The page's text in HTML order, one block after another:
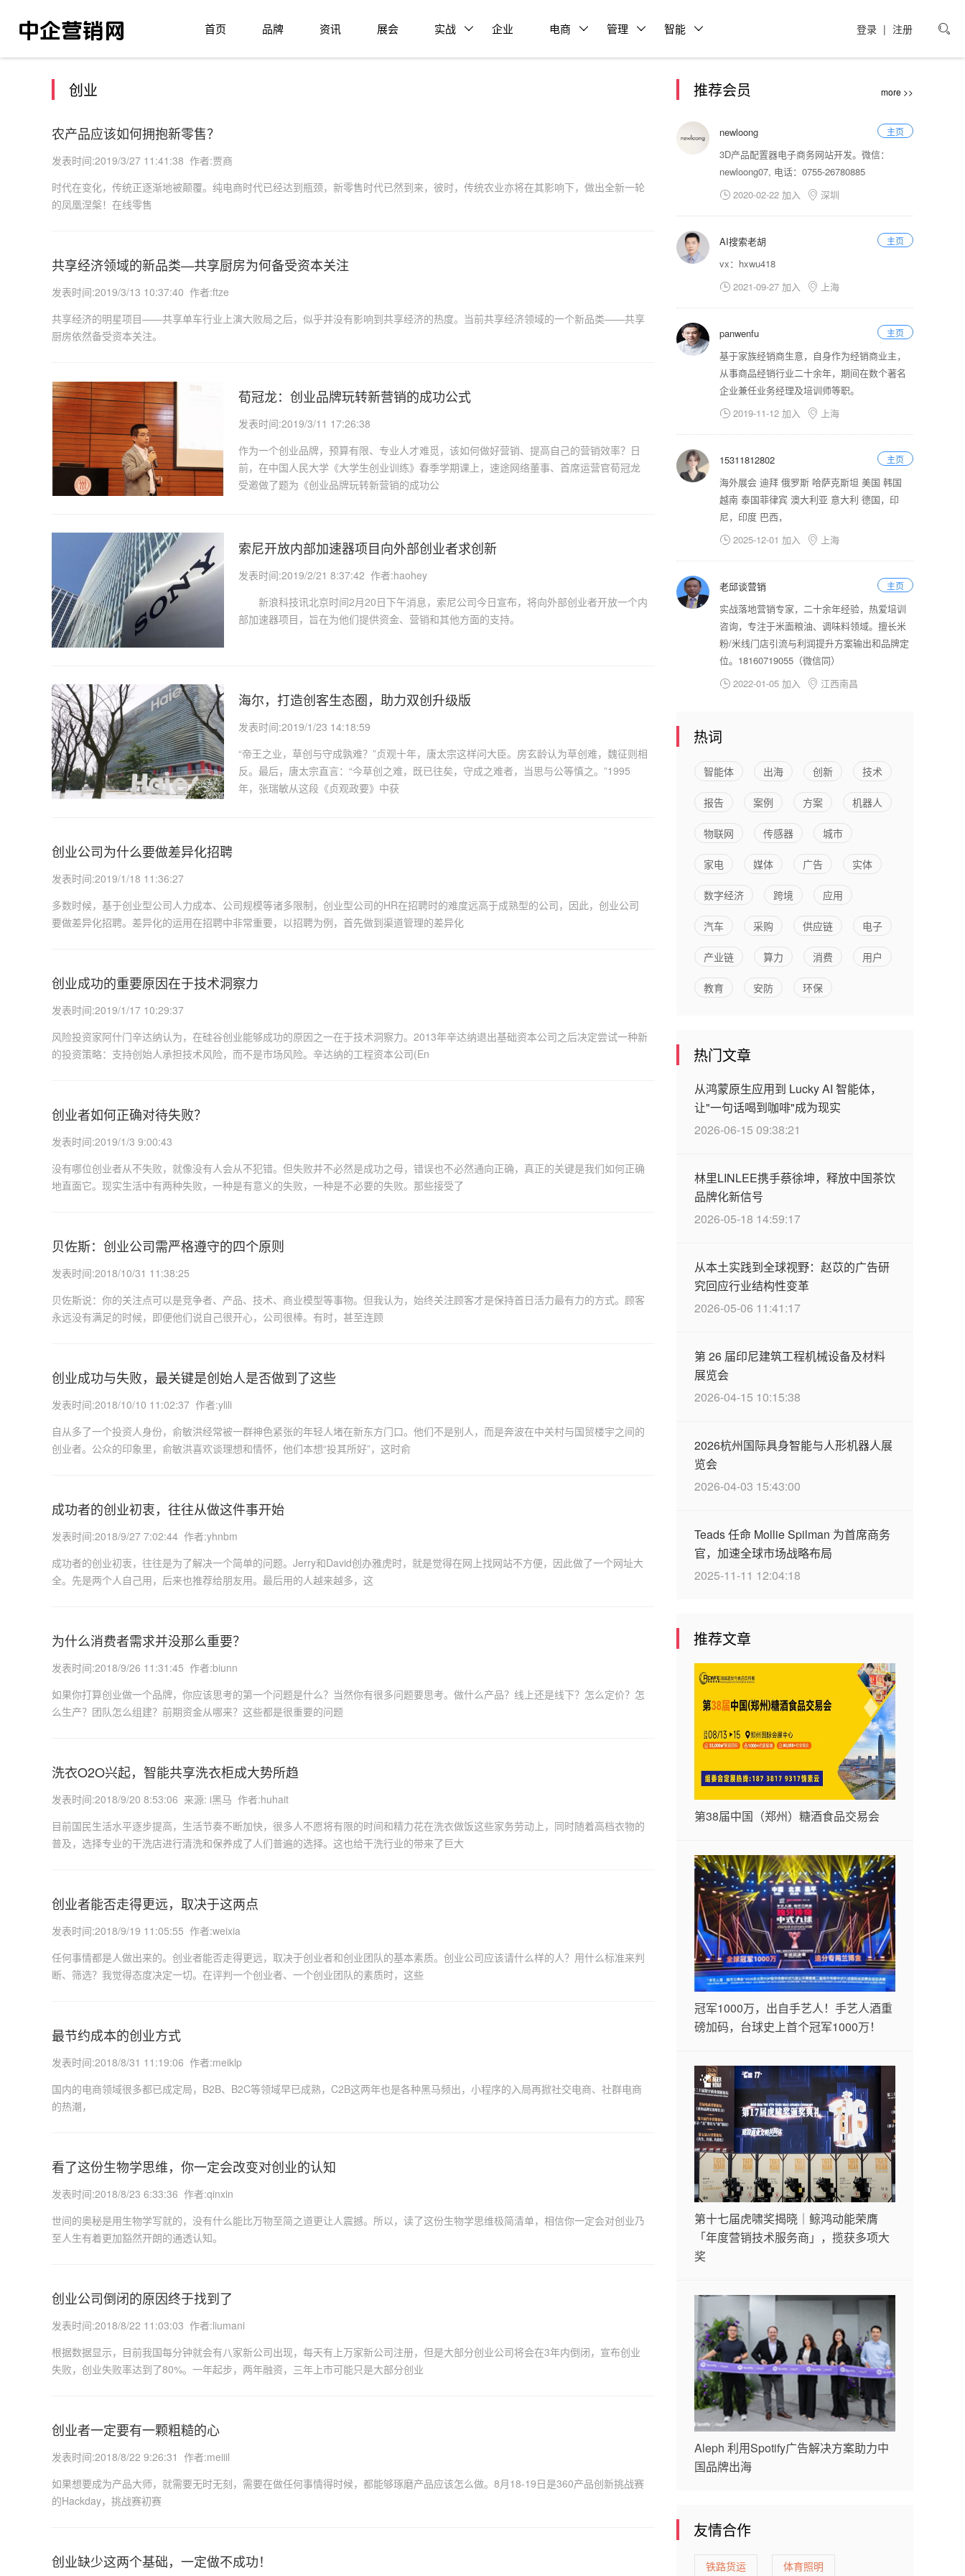

登录 | 注册
首页 品牌 资讯 展会 实战 企业 电商 管理 智能
创业
农产品应该如何拥抱新零售？
发表时间:2019/3/27 11:41:38 作者:贾商
时代在变化，传统正逐渐地被颠覆。纯电商时代已经达到瓶颈，新零售时代已然到来，彼时，传统农业亦将在其影响下，做出全新一轮
的凤凰涅槃！在线零售
共享经济领域的新品类—共享厨房为何备受资本关注
发表时间:2019/3/13 10:37:40 作者:ftze
共享经济的明星项目——共享单车行业上演大败局之后，似乎并没有影响到共享经济的热度。当前共享经济领域的一个新品类——共享
厨房依然备受资本关注。
荀冠龙：创业品牌玩转新营销的成功公式
发表时间:2019/3/11 17:26:38
作为一个创业品牌，预算有限、专业人才难觅，该如何做好营销、提高自己的营销效率？日
前，在中国人民大学《大学生创业训练》春季学期课上，速途网络董事、首席运营官荀冠龙
受邀做了题为《创业品牌玩转新营销的成功公
索尼开放内部加速器项目向外部创业者求创新
发表时间:2019/2/21 8:37:42 作者:haohey
新浪科技讯北京时间2月20日下午消息，索尼公司今日宣布，将向外部创业者开放一个内
部加速器项目，旨在为他们提供资金、营销和其他方面的支持。
海尔，打造创客生态圈，助力双创升级版
发表时间:2019/1/23 14:18:59
“帝王之业，草创与守成孰难？”贞观十年，唐太宗这样问大臣。房玄龄认为草创难，魏征则相
反。最后，唐太宗直言：“今草创之难，既已往矣，守成之难者，当思与公等慎之。”1995
年，张瑞敏从这段《贞观政要》中获
创业公司为什么要做差异化招聘
发表时间:2019/1/18 11:36:27
多数时候，基于创业型公司人力成本、公司规模等诸多限制，创业型公司的HR在招聘时的难度远高于成熟型的公司，因此，创业公司
要做差异化招聘。差异化的运用在招聘中非常重要，以招聘为例，首先做到渠道管理的差异化
创业成功的重要原因在于技术洞察力
发表时间:2019/1/17 10:29:37
风险投资家阿什门辛达纳认为，在硅谷创业能够成功的原因之一在于技术洞察力。2013年辛达纳退出基础资本公司之后决定尝试一种新
的投资策略：支持创始人承担技术风险，而不是市场风险。辛达纳的工程资本公司(En
创业者如何正确对待失败？
发表时间:2019/1/3 9:00:43
没有哪位创业者从不失败，就像没有人会从不犯错。但失败并不必然是成功之母，错误也不必然通向正确，真正的关键是我们如何正确
地直面它。现实生活中有两种失败，一种是有意义的失败，一种是不必要的失败。那些接受了
贝佐斯：创业公司需严格遵守的四个原则
发表时间:2018/10/31 11:38:25
贝佐斯说：你的关注点可以是竞争者、产品、技术、商业模型等事物。但我认为，始终关注顾客才是保持首日活力最有力的方式。顾客
永远没有满足的时候，即便他们说自己很开心，公司很棒。有时，甚至连顾
创业成功与失败，最关键是创始人是否做到了这些
发表时间:2018/10/10 11:02:37 作者:ylili
自从多了一个投资人身份，俞敏洪经常被一群神色紧张的年轻人堵在新东方门口。他们不是别人，而是奔波在中关村与国贸楼宇之间的
创业者。公众的印象里，俞敏洪喜欢谈理想和情怀，他们本想“投其所好”，这时俞
成功者的创业初衷，往往从做这件事开始
发表时间:2018/9/27 7:02:44 作者:yhnbm
成功者的创业初衷，往往是为了解决一个简单的问题。Jerry和David创办雅虎时，就是觉得在网上找网站不方便，因此做了一个网址大
全。先是两个人自己用，后来也推荐给朋友用。最后用的人越来越多，这
为什么消费者需求并没那么重要？
发表时间:2018/9/26 11:31:45 作者:biunn
如果你打算创业做一个品牌，你应该思考的第一个问题是什么？当然你有很多问题要思考。做什么产品？线上还是线下？怎么定价？怎
么生产？团队怎么组建？前期资金从哪来？这些都是很重要的问题
洗衣O2O兴起，智能共享洗衣柜成大势所趋
发表时间:2018/9/20 8:53:06 来源: i黑马 作者:huhait
目前国民生活水平逐步提高，生活节奏不断加快，很多人不愿将有限的时间和精力花在洗衣做饭这些家务劳动上，同时随着高档衣物的
普及，选择专业的干洗店进行清洗和保养成了人们普遍的选择。这也给干洗行业的带来了巨大
创业者能否走得更远，取决于这两点
发表时间:2018/9/19 11:05:55 作者:weixia
任何事情都是人做出来的。创业者能否走得更远，取决于创业者和创业团队的基本素质。创业公司应该请什么样的人？用什么标准来判
断、筛选？我觉得态度决定一切。在评判一个创业者、一个创业团队的素质时，这些
最节约成本的创业方式
发表时间:2018/8/31 11:19:06 作者:meiklp
国内的电商领域很多都已成定局，B2B、B2C等领域早已成熟，C2B这两年也是各种黑马频出，小程序的入局再掀社交电商、社群电商
的热潮，
看了这份生物学思维，你一定会改变对创业的认知
发表时间:2018/8/23 6:33:36 作者:qinxin
世间的奥秘是用生物学写就的，没有什么能比万物至简之道更让人震撼。所以，读了这份生物学思维极简清单，相信你一定会对创业乃
至人生有着更加豁然开朗的通透认知。
创业公司倒闭的原因终于找到了
发表时间:2018/8/22 11:03:03 作者:liumani
根据数据显示，目前我国每分钟就会有八家新公司出现，每天有上万家新公司注册，但是大部分创业公司将会在3年内倒闭，宣布创业
失败，创业失败率达到了80%。一年起步，两年融资，三年上市可能只是大部分创业
创业者一定要有一颗粗糙的心
发表时间:2018/8/22 9:26:31 作者:meiiil
如果想要成为产品大师，就需要无时无刻，需要在做任何事情得时候，都能够琢磨产品应该怎么做。8月18-19日是360产品创新挑战赛
的Hackday，挑战赛初赛
创业缺少这两个基础，一定做不成功！
推荐会员 more >>
主页
newloong
3D产品配置器电子商务网站开发。微信：
newloong07, 电话：0755-26780885
 2020-02-22 加入  深圳
主页
AI搜索老胡
vx：hxwu418
 2021-09-27 加入  上海
主页
panwenfu
基于家族经销商生意，自身作为经销商业主，
从事商品经销行业二十余年，期间在数个著名
企业兼任业务经理及培训师等职。
 2019-11-12 加入  上海
主页
15311812802
海外展会 迪拜 俄罗斯 哈萨克斯坦 美国 韩国
越南 泰国菲律宾 澳大利亚 意大利 德国，印
尼，印度 巴西，
 2025-12-01 加入  上海
主页
老邱谈营销
实战落地营销专家，二十余年经验，热爱培训
咨询，专注于米面粮油、调味料领域。擅长米
粉/米线门店引流与利润提升方案输出和品牌定
位。18160719055（微信同）
 2022-01-05 加入  江西南昌
热词
智能体 出海 创新 技术
报告 案例 方案 机器人
物联网 传感器 城市
家电 媒体 广告 实体
数字经济 跨境 应用
汽车 采购 供应链 电子
产业链 算力 消费 用户
教育 安防 环保
热门文章
从鸿蒙原生应用到 Lucky AI 智能体，
让"一句话喝到咖啡"成为现实
2026-06-15 09:38:21
林里LINLEE携手蔡徐坤，释放中国茶饮
品牌化新信号
2026-05-18 14:59:17
从本土实践到全球视野：赵苡的广告研
究回应行业结构性变革
2026-05-06 11:41:17
第 26 届印尼建筑工程机械设备及材料
展览会
2026-04-15 10:15:38
2026杭州国际具身智能与人形机器人展
览会
2026-04-03 15:43:00
Teads 任命 Mollie Spilman 为首席商务
官，加速全球市场战略布局
2025-11-11 12:04:18
推荐文章
第38届中国（郑州）糖酒食品交易会
冠军1000万，出自手艺人！手艺人酒重
磅加码，台球史上首个冠军1000万！
第十七届虎啸奖揭晓｜鲸鸿动能荣膺
「年度营销技术服务商」，揽获多项大
奖
Aleph 利用Spotify广告解决方案助力中
国品牌出海
友情合作
铁路货运 体育照明